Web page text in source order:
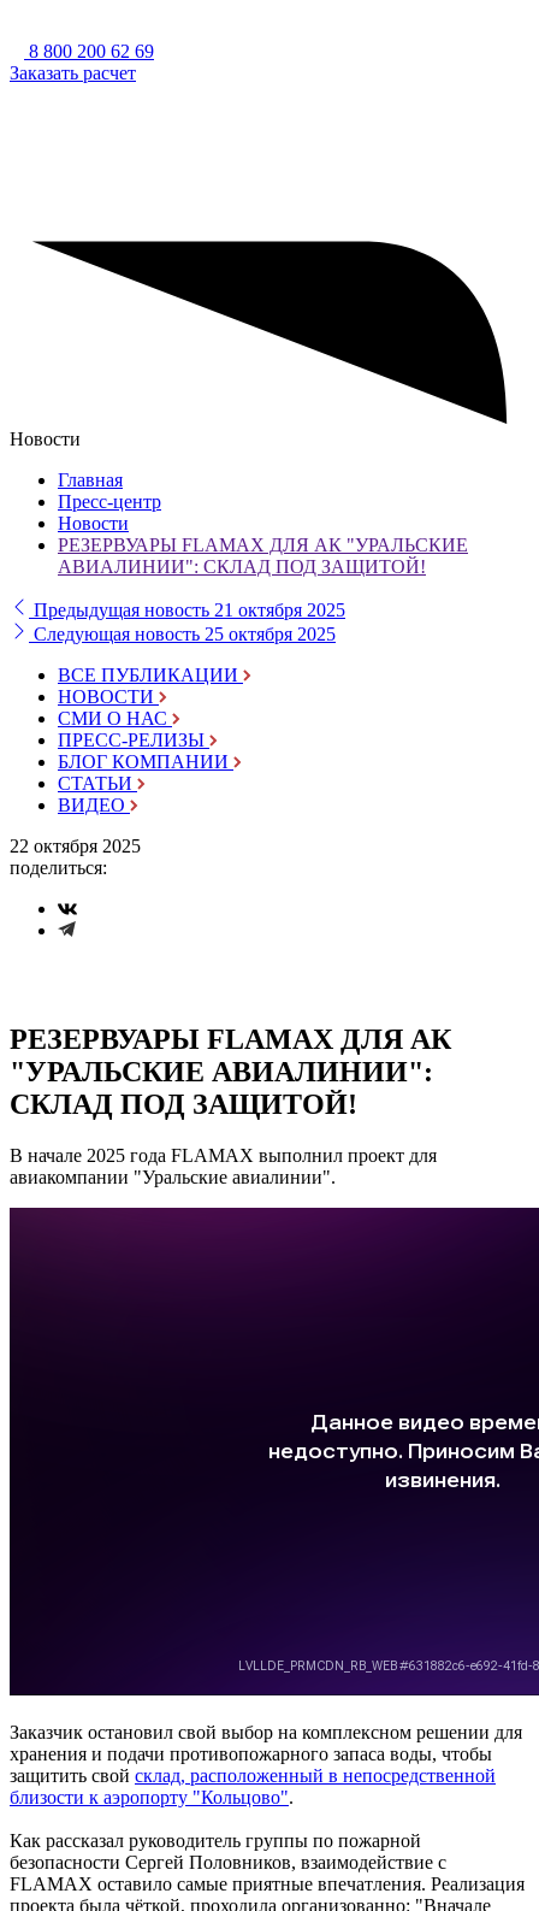
8 800 200 62 69
Заказать расчет
Новости
Главная
Пресс-центр
Новости
РЕЗЕРВУАРЫ FLAMAX ДЛЯ АК "УРАЛЬСКИЕ
АВИАЛИНИИ": СКЛАД ПОД ЗАЩИТОЙ!
Предыдущая новость 21 октября 2025
Следующая новость 25 октября 2025
ВСЕ ПУБЛИКАЦИИ
НОВОСТИ
СМИ О НАС
ПРЕСС-РЕЛИЗЫ
БЛОГ КОМПАНИИ
СТАТЬИ
ВИДЕО
22 октября 2025
поделиться:
РЕЗЕРВУАРЫ FLAMAX ДЛЯ АК
"УРАЛЬСКИЕ АВИАЛИНИИ":
СКЛАД ПОД ЗАЩИТОЙ!
В начале 2025 года FLAMAX выполнил проект для
авиакомпании "Уральские авиалинии".
Заказчик остановил свой выбор на комплексном решении для
хранения и подачи противопожарного запаса воды, чтобы
защитить свой склад, расположенный в непосредственной
близости к аэропорту "Кольцово".
Как рассказал руководитель группы по пожарной
безопасности Сергей Половников, взаимодействие с
FLAMAX оставило самые приятные впечатления. Реализация
проекта была чёткой, проходила организованно: "Вначале